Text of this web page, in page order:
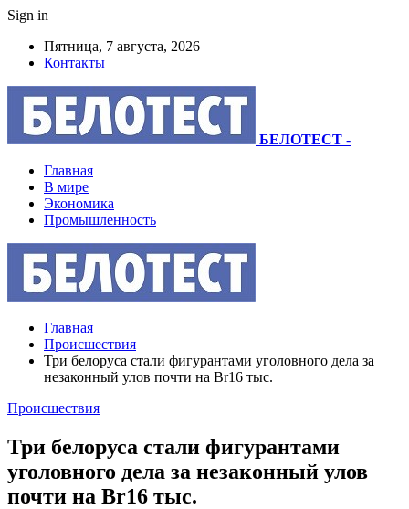
Sign in
Пятница, 7 августа, 2026
Контакты
БЕЛОТЕСТ -
Главная
В мире
Экономика
Промышленность
Главная
Происшествия
Три белоруса стали фигурантами уголовного дела за
незаконный улов почти на Br16 тыс.
Происшествия
Три белоруса стали фигурантами
уголовного дела за незаконный улов
почти на Br16 тыс.